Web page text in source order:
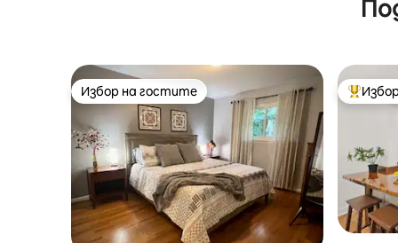
Избор на гостите
Избор на гостите Най-